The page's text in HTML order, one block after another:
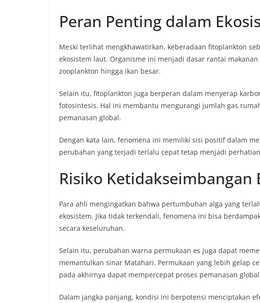
Peran Penting dalam
Meski terlihat mengkhawatirkan, keberadaan fitoplankton
ekosistem laut. Organisme ini menjadi dasar rantai
zooplankton hingga ikan besar.
Selain itu, fitoplankton juga berperan dalam menyerap
fotosintesis. Hal ini membantu mengurangi jumlah gas
pemanasan global.
Dengan kata lain, fenomena ini memiliki sisi positif dalam
perubahan yang terjadi terlalu cepat tetap menjadi
Risiko Ketidakseimbangan
Para ahli mengingatkan bahwa pertumbuhan alga yang
ekosistem. Jika tidak terkendali, fenomena ini bisa
secara keseluruhan.
Selain itu, perubahan warna permukaan es juga dapat
memantulkan sinar Matahari. Permukaan yang lebih gelap
pada akhirnya dapat mempercepat proses pemanasan
Dalam jangka panjang, kondisi ini berpotensi menciptakan